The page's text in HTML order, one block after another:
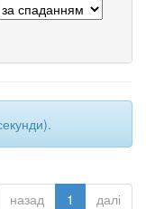
назад 1 далі